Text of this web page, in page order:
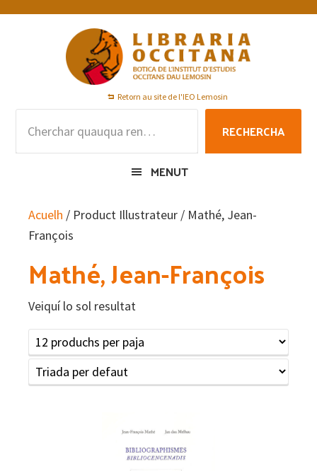
Skip
Skip
Skip
Retorn au site de l'IEO Lemosin
RECHERCHA
MENUT
Acuelh / Product Illustrateur / Mathé, Jean-
François
Mathé, Jean-François
Veiquí lo sol resultat